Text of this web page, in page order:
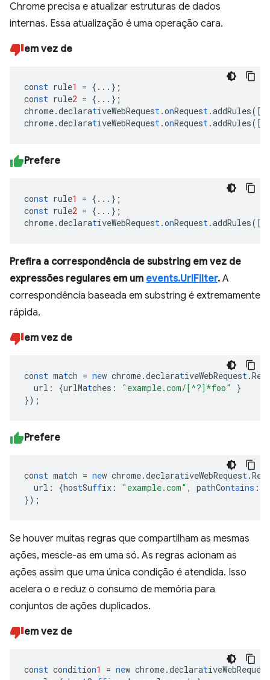
Chrome precisa e atualizar estruturas de dados
internas. Essa atualização é uma operação cara.
em vez de
const rule1 = { ... } ;
const rule2 = { ... } ;
chrome.declarativeWebRequest.onRequest.addRules( [
chrome.declarativeWebRequest.onRequest.addRules( [
Prefere
const rule1 = { ... } ;
const rule2 = { ... } ;
chrome.declarativeWebRequest.onRequest.addRules( [
Prefira a correspondência de substring em vez de
expressões regulares em um events.UrlFilter. A
correspondência baseada em substring é extremamente
rápida.
em vez de
const match = new chrome.declarativeWebRequest
url : {urlMatches : "example.com/[^?]*foo"
}
});
Prefere
const match = new chrome.declarativeWebRequest
url : {hostSuffix : "example.com" , pathContains :
});
Se houver muitas regras que compartilham as mesmas
ações, mescle-as em uma só. As regras acionam as
ações assim que uma única condição é atendida. Isso
acelera o e reduz o consumo de memória para
conjuntos de ações duplicados.
em vez de
const condition1 = new chrome.declarativeWebReques